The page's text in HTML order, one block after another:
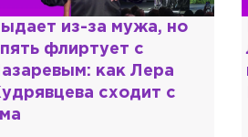
Каттани и
к русской душе:
исповедь
Плачидо